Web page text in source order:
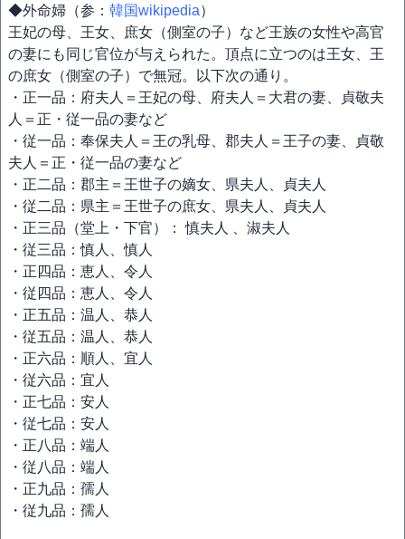
◆外命婦（参： 韓国wikipedia）
王妃の母、王女、庶女（側室の子）など王族の女性や高官
の妻にも同じ官位が与えられた。頂点に立つのは王女、王
の庶女（側室の子）で無冠。以下次の通り。
・正一品：府夫人＝王妃の母、府夫人＝大君の妻、貞敬夫
人＝正・従一品の妻など
・従一品：奉保夫人＝王の乳母、郡夫人＝王子の妻、貞敬
夫人＝正・従一品の妻など
・正二品：郡主＝王世子の嫡女、県夫人、貞夫人
・従二品：県主＝王世子の庶女、県夫人、貞夫人
・正三品（堂上・下官）： 慎夫人 、淑夫人
・従三品：慎人、慎人
・正四品：恵人、令人
・従四品：恵人、令人
・正五品：温人、恭人
・従五品：温人、恭人
・正六品：順人、宜人
・従六品：宜人
・正七品：安人
・従七品：安人
・正八品：端人
・従八品：端人
・正九品：孺人
・従九品：孺人